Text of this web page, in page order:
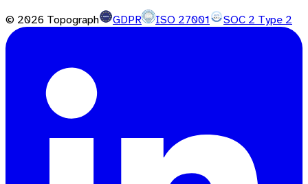
© 2026 Topograph GDPR ISO 27001 SOC 2 Type 2